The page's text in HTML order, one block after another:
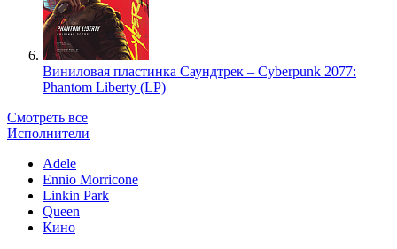
Виниловая пластинка Саундтрек – Cyberpunk 2077:
Phantom Liberty (LP)
Смотреть все
Исполнители
Adele
Ennio Morricone
Linkin Park
Queen
Кино